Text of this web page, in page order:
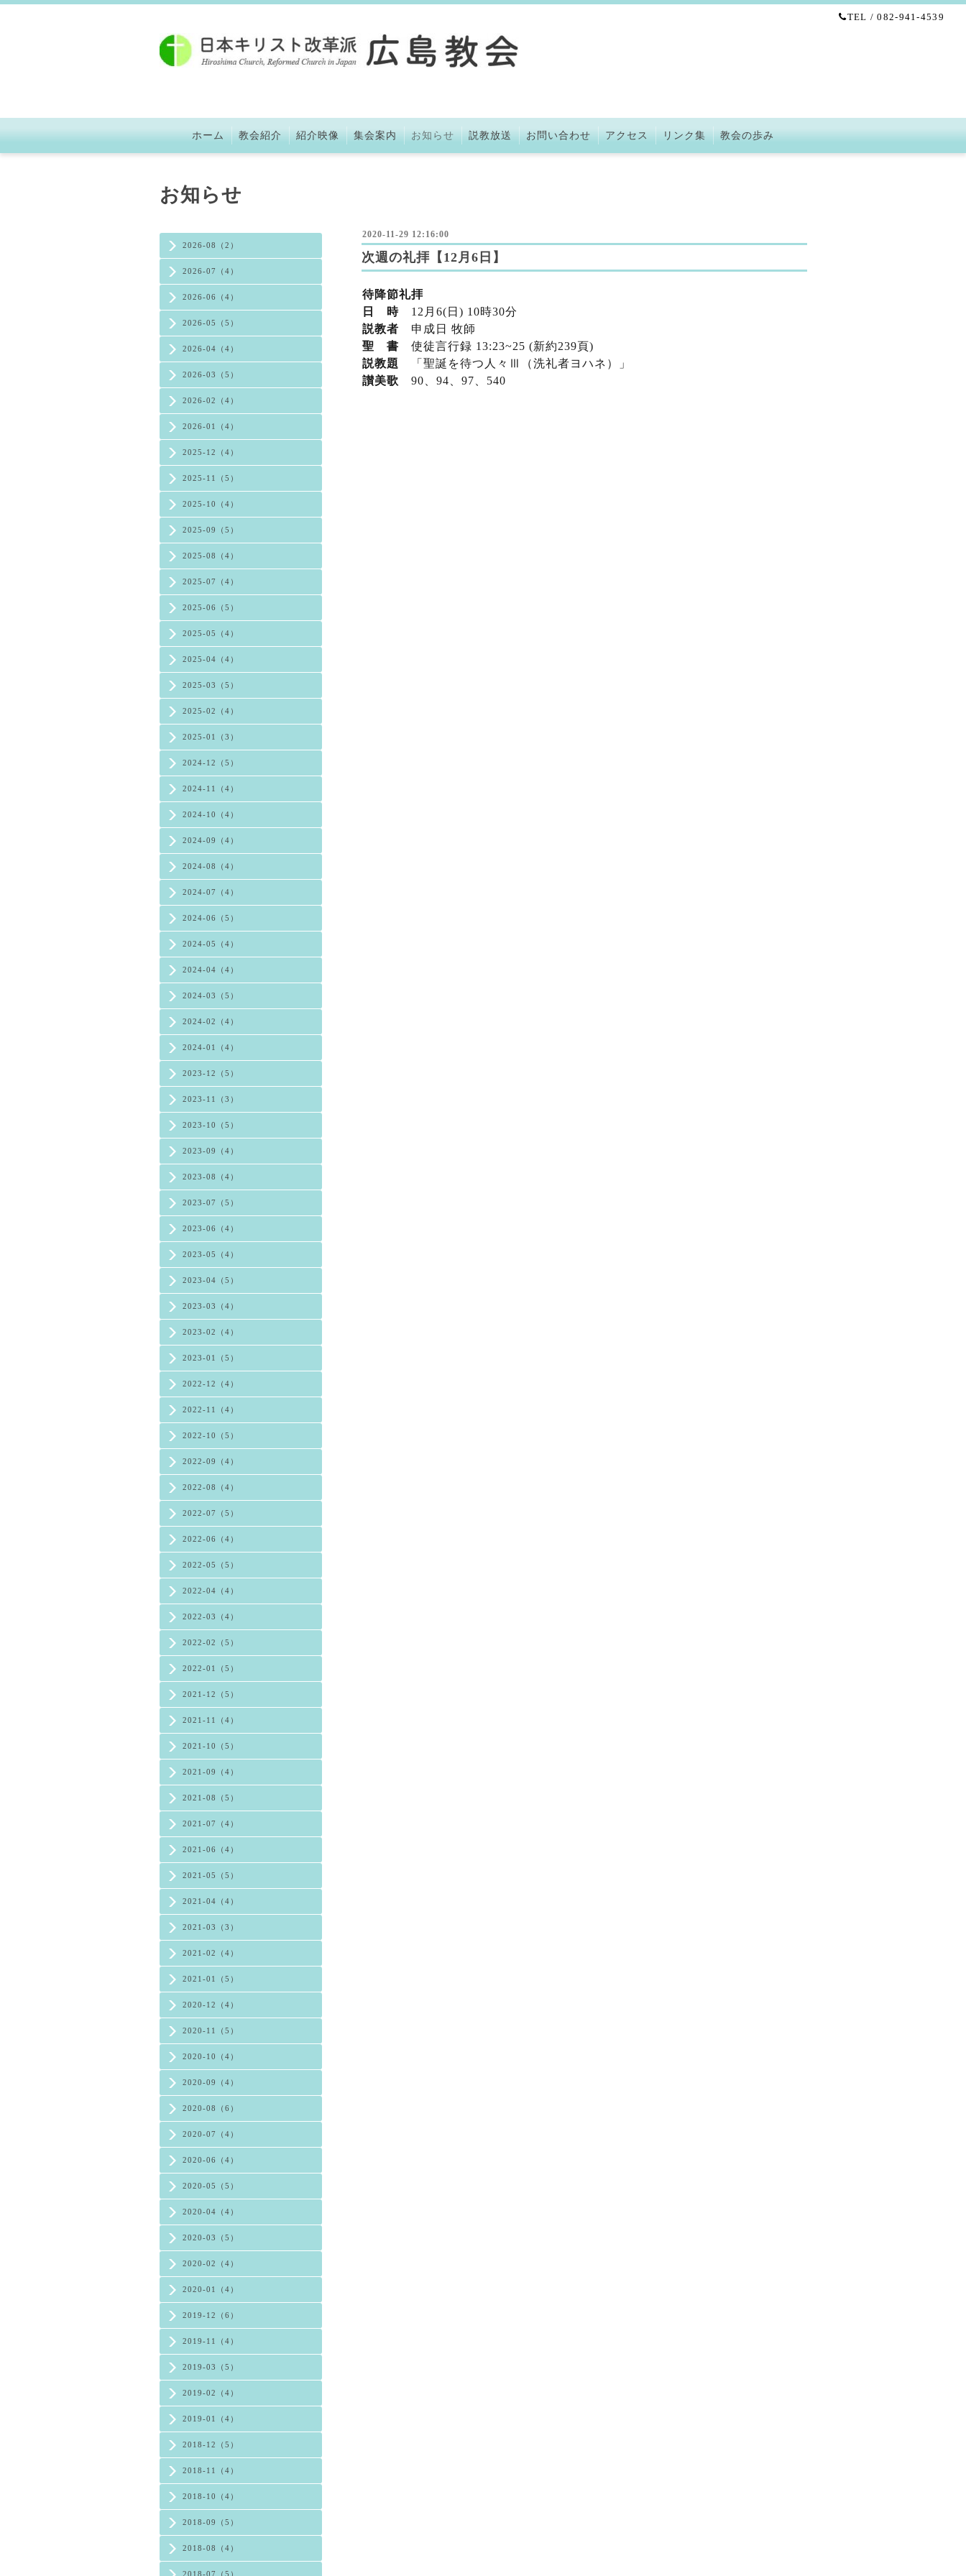
TEL / 082-941-4539
ホーム 教会紹介 紹介映像 集会案内 お知らせ 説教放送 お問い合わせ アクセス リンク集 教会の歩み
2026-08（2）
2026-07（4）
2026-06（4）
2026-05（5）
2026-04（4）
2026-03（5）
2026-02（4）
2026-01（4）
2025-12（4）
2025-11（5）
2025-10（4）
2025-09（5）
2025-08（4）
2025-07（4）
2025-06（5）
2025-05（4）
2025-04（4）
2025-03（5）
2025-02（4）
2025-01（3）
2024-12（5）
2024-11（4）
2024-10（4）
2024-09（4）
2024-08（4）
2024-07（4）
2024-06（5）
2024-05（4）
2024-04（4）
2024-03（5）
2024-02（4）
2024-01（4）
2023-12（5）
2023-11（3）
2023-10（5）
2023-09（4）
2023-08（4）
2023-07（5）
2023-06（4）
2023-05（4）
2023-04（5）
2023-03（4）
2023-02（4）
2023-01（5）
2022-12（4）
2022-11（4）
2022-10（5）
2022-09（4）
2022-08（4）
2022-07（5）
2022-06（4）
2022-05（5）
2022-04（4）
2022-03（4）
2022-02（5）
2022-01（5）
2021-12（5）
2021-11（4）
2021-10（5）
2021-09（4）
2021-08（5）
2021-07（4）
2021-06（4）
2021-05（5）
2021-04（4）
2021-03（3）
2021-02（4）
2021-01（5）
2020-12（4）
2020-11（5）
2020-10（4）
2020-09（4）
2020-08（6）
2020-07（4）
2020-06（4）
2020-05（5）
2020-04（4）
2020-03（5）
2020-02（4）
2020-01（4）
2019-12（6）
2019-11（4）
2019-03（5）
2019-02（4）
2019-01（4）
2018-12（5）
2018-11（4）
2018-10（4）
2018-09（5）
2018-08（4）
2018-07（5）
お知らせ
2020-11-29 12:16:00
次週の礼拝【12月6日】
待降節礼拝
日 時 12月6(日) 10時30分
説教者 申成日 牧師
聖 書 使徒言行録 13:23~25 (新約239頁)
説教題
「聖誕を待つ人々Ⅲ（洗礼者ヨハネ）」
讃美歌 90、94 、97 、540